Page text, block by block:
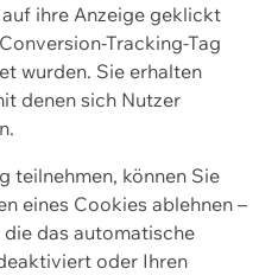
ihre Anzeige geklickt
Tracking-Tag
wurden. Sie erhalten
denen sich Nutzer
teilnehmen, können Sie
eines Cookies ablehnen –
das automatische
oder Ihren